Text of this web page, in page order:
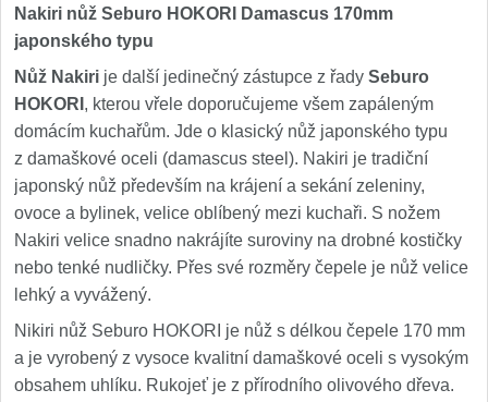
Nakiri nůž Seburo HOKORI Damascus 170mm
japonského typu
Nůž Nakiri je další jedinečný zástupce z řady Seburo
HOKORI , kterou vřele doporučujeme všem zapáleným
domácím kuchařům. Jde o klasický nůž japonského typu
z damaškové oceli (damascus steel). Nakiri je tradiční
japonský nůž především na krájení a sekání zeleniny,
ovoce a bylinek, velice oblíbený mezi kuchaři. S nožem
Nakiri velice snadno nakrájíte suroviny na drobné kostičky
nebo tenké nudličky. Přes své rozměry čepele je nůž velice
lehký a vyvážený.
Nikiri nůž Seburo HOKORI je nůž s délkou čepele 170 mm
a je vyrobený z vysoce kvalitní damaškové oceli s vysokým
obsahem uhlíku. Rukojeť je z přírodního olivového dřeva.